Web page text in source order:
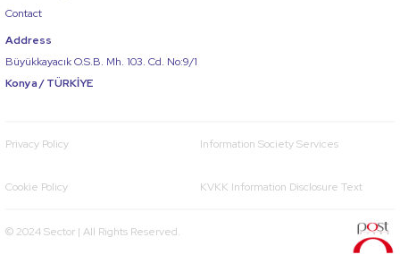
Contact
Address
Büyükkayacık O.S.B. Mh. 103. Cd. No:9/1
Konya / TÜRKİYE
Privacy Policy Information Society Services
Cookie Policy KVKK Information Disclosure Text
© 2024 Sector | All Rights Reserved.